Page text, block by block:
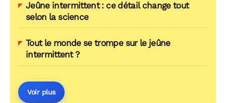
Jeûne intermittent : ce détail change tout
selon la science
Tout le monde se trompe sur le jeûne
intermittent ?
Voir plus